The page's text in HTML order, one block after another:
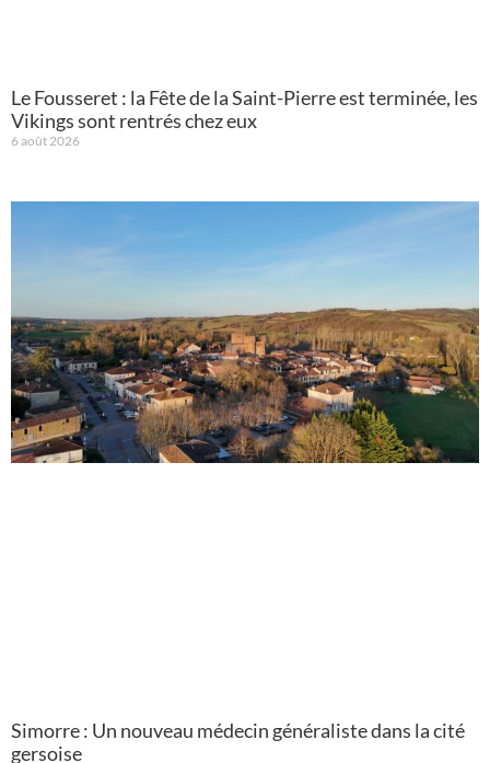
Le Fousseret : la Fête de la Saint-Pierre est terminée, les
Vikings sont rentrés chez eux
6 août 2026
Simorre : Un nouveau médecin généraliste dans la cité
gersoise